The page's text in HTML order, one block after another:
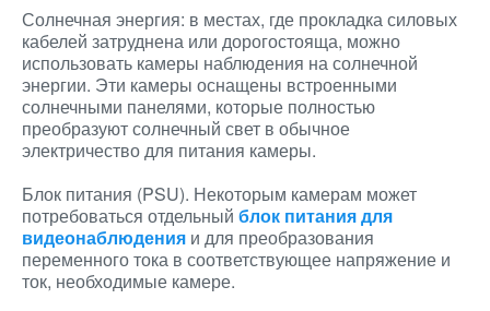
Солнечная энергия: в местах, где прокладка силовых
кабелей затруднена или дорогостояща, можно
использовать камеры наблюдения на солнечной
энергии. Эти камеры оснащены встроенными
солнечными панелями, которые полностью
преобразуют солнечный свет в обычное
электричество для питания камеры.
Блок питания (PSU). Некоторым камерам может
потребоваться отдельный блок питания для
видеонаблюдения и для преобразования
переменного тока в соответствующее напряжение и
ток, необходимые камере.